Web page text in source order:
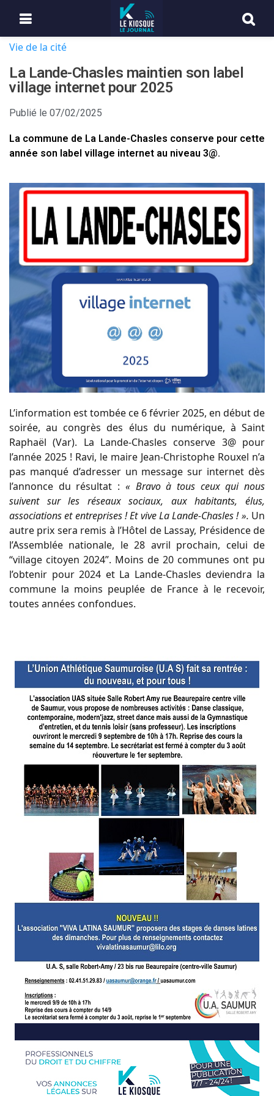
Vie de la cité
La Lande-Chasles maintien son label
village internet pour 2025
Publié le 07/02/2025
La commune de La Lande-Chasles conserve pour cette
année son label village internet au niveau 3@.
L’information est tombée ce 6 février 2025, en début de
soirée, au congrès des élus du numérique, à Saint
Raphaël (Var). La Lande-Chasles conserve 3@ pour
l’année 2025 ! Ravi, le maire Jean-Christophe Rouxel n’a
pas manqué d’adresser un message sur internet dès
l’annonce du résultat : « Bravo à tous ceux qui nous
suivent sur les réseaux sociaux, aux habitants, élus,
associations et entreprises ! Et vive La Lande-Chasles ! ». Un
autre prix sera remis à l’Hôtel de Lassay, Présidence de
l’Assemblée nationale, le 28 avril prochain, celui de
“village citoyen 2024”. Moins de 20 communes ont pu
l’obtenir pour 2024 et La Lande-Chasles deviendra la
commune la moins peuplée de France à le recevoir,
toutes années confondues.